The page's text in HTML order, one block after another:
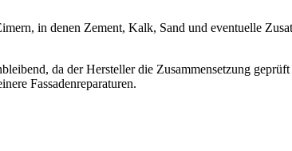
in denen Zement, Kalk, Sand und eventuelle
da der Hersteller die Zusammensetzung
Fassadenreparaturen.